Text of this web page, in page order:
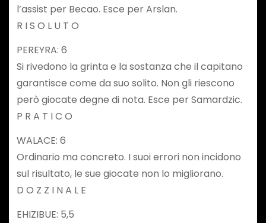
l’assist per Becao. Esce per Arslan.
R I S O L U T O
PEREYRA: 6
Si rivedono la grinta e la sostanza che il capitano
garantisce come da suo solito. Non gli riescono
però giocate degne di nota. Esce per Samardzic.
P R A T I C O
WALACE: 6
Ordinario ma concreto. I suoi errori non incidono
sul risultato, le sue giocate non lo migliorano.
D O Z Z I N A L E
EHIZIBUE: 5,5